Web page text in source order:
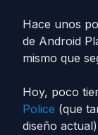
Hace unos
de Android
mismo que
Hoy, poco
Police (que
diseño